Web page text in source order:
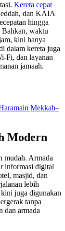
Kereta cepat
dan KAIA
hingga
Bahkan, waktu
kini hanya
dalam kereta juga
Fi, dan layanan
jamaah.
Mekkah–
Modern
mudah. Armada
informasi digital
masjid, dan
lebih
juga digunakan
tanpa
dan armada